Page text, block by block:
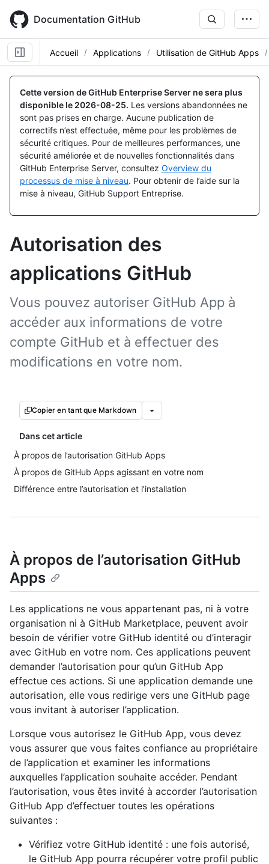
main
content
Documentation GitHub
Accueil Applications Utilisation de GitHub Apps
Cette version de GitHub Enterprise Server ne sera plus
disponible le 2026-08-25. Les versions abandonnées ne
sont pas prises en charge. Aucune publication de
correctifs n’est effectuée, même pour les problèmes de
sécurité critiques. Pour de meilleures performances, une
sécurité améliorée et de nouvelles fonctionnalités dans
GitHub Enterprise Server, consultez Overview du
processus de mise à niveau. Pour obtenir de l’aide sur la
mise à niveau, GitHub Support Entreprise.
Autorisation des
applications GitHub
Vous pouvez autoriser GitHub App à
accéder aux informations de votre
compte GitHub et à effectuer des
modifications en votre nom.
Copier en tant que Markdown
Dans cet article
À propos de l’autorisation GitHub Apps
À propos de GitHub Apps agissant en votre nom
Différence entre l’autorisation et l’installation
À propos de l’autorisation GitHub
Apps
Les applications ne vous appartenant pas, ni à votre
organisation ni à GitHub Marketplace, peuvent avoir
besoin de vérifier votre GitHub identité ou d’interagir
avec GitHub en votre nom. Ces applications peuvent
demander l’autorisation pour qu’un GitHub App
effectue ces actions. Si une application demande une
autorisation, elle vous redirige vers une GitHub page
vous invitant à autoriser l’application.
Lorsque vous autorisez le GitHub App, vous devez
vous assurer que vous faites confiance au propriétaire
de l’application et examiner les informations
auxquelles l’application souhaite accéder. Pendant
l’autorisation, vous êtes invité à accorder l’autorisation
GitHub App d’effectuer toutes les opérations
suivantes :
Vérifiez votre GitHub identité : une fois autorisé,
le GitHub App pourra récupérer votre profil public